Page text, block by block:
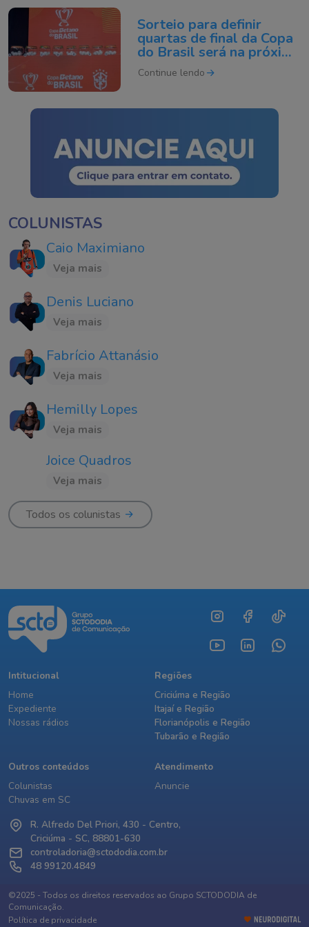
Sorteio para definir
quartas de final da Copa
do Brasil será na próxima
semana
Continue lendo
COLUNISTAS
Caio Maximiano
Veja mais
Denis Luciano
Veja mais
Fabrício Attanásio
Veja mais
Hemilly Lopes
Veja mais
Joice Quadros
Veja mais
Todos os colunistas
Intitucional
Home
Expediente
Nossas rádios
Regiões
Criciúma e Região
Itajaí e Região
Florianópolis e Região
Tubarão e Região
Outros conteúdos
Colunistas
Chuvas em SC
Atendimento
Anuncie
R. Alfredo Del Priori, 430 - Centro,
Criciúma - SC, 88801-630
controladoria@sctododia.com.br
48 99120.4849
©2025 - Todos os direitos reservados ao Grupo SCTODODIA de
Comunicação.
Política de privacidade